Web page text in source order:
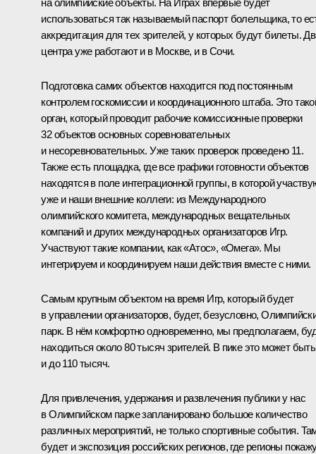
использоваться так называемый паспорт болельщика, то
аккредитация для тех зрителей, у которых будут билеты.
центра уже работают и в Москве, и в Сочи.
Подготовка самих объектов находится под постоянным
контролем госкомиссии и координационного штаба. Это
орган, который проводит рабочие комиссионные проверки
32 объектов основных соревновательных
и несоревновательных. Уже таких проверок проведено 11.
Также есть площадка, где все графики готовности объектов
находятся в поле интеграционной группы, в которой
уже и наши внешние коллеги: из Международного
олимпийского комитета, международных вещательных
компаний и других международных организаторов Игр.
Участвуют такие компании, как «Атос», «Омега». Мы
интегрируем и координируем наши действия вместе с ними.
Самым крупным объектом на время Игр, который будет
в управлении организаторов, будет, безусловно,
парк. В нём комфортно одновременно, мы предполагаем,
находиться около 80 тысяч зрителей. В пике это может быть
и до 110 тысяч.
Для привлечения, удержания и развлечения публики у нас
в Олимпийском парке запланировано большое количество
различных мероприятий, не только спортивные события.
будет и экспозиция российских регионов, где регионы